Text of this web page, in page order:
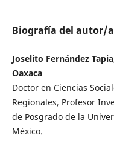
Biografía del autor/a
Joselito Fernández
Oaxaca
Doctor en Ciencias
Regionales, Profesor
de Posgrado de la
México.